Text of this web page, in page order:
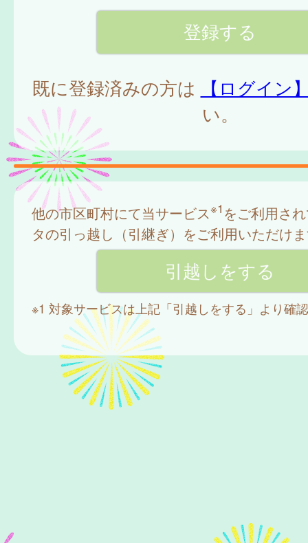
既に登録済みの方は
【ログイン
い。
他の市区町村にて当サービス※1 をご利用さ
タの引っ越し（引継ぎ）をご利用いただけ
※1 対象サービスは上記「引越しをする」より確